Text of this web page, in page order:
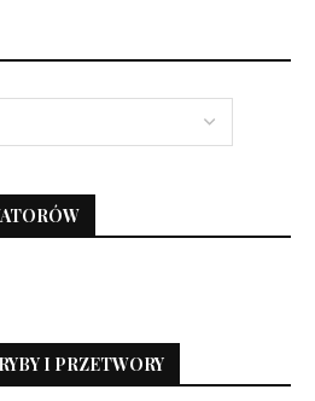
I PRZETWORY